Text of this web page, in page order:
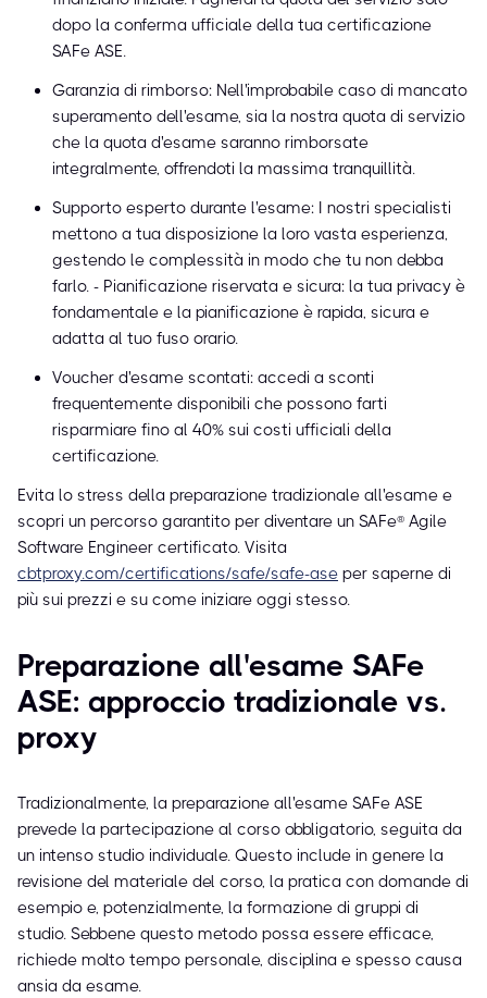
dopo la conferma ufficiale della tua certificazione
SAFe ASE.
Garanzia di rimborso: Nell'improbabile caso di mancato
superamento dell'esame, sia la nostra quota di servizio
che la quota d'esame saranno rimborsate
integralmente, offrendoti la massima tranquillità.
Supporto esperto durante l'esame: I nostri specialisti
mettono a tua disposizione la loro vasta esperienza,
gestendo le complessità in modo che tu non debba
farlo. - Pianificazione riservata e sicura: la tua privacy è
fondamentale e la pianificazione è rapida, sicura e
adatta al tuo fuso orario.
Voucher d'esame scontati: accedi a sconti
frequentemente disponibili che possono farti
risparmiare fino al 40% sui costi ufficiali della
certificazione.
Evita lo stress della preparazione tradizionale all'esame e
scopri un percorso garantito per diventare un SAFe® Agile
Software Engineer certificato. Visita
cbtproxy.com/certifications/safe/safe-ase per saperne di
più sui prezzi e su come iniziare oggi stesso.
Preparazione all'esame SAFe
ASE: approccio tradizionale vs.
proxy
Tradizionalmente, la preparazione all'esame SAFe ASE
prevede la partecipazione al corso obbligatorio, seguita da
un intenso studio individuale. Questo include in genere la
revisione del materiale del corso, la pratica con domande di
esempio e, potenzialmente, la formazione di gruppi di
studio. Sebbene questo metodo possa essere efficace,
richiede molto tempo personale, disciplina e spesso causa
ansia da esame.